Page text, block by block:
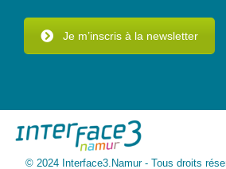
Je m’inscris à la newsletter
© 2024 Interface3.Namur - Tous droits